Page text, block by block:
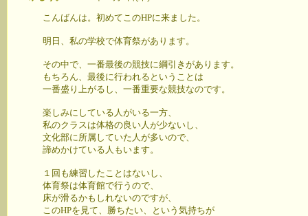
こんばんは。初めてこのHPに来ました。
明日、私の学校で体育祭があります。
その中で、一番最後の競技に綱引きがあります。
もちろん、最後に行われるということは
一番盛り上がるし、一番重要な競技なのです。
楽しみにしている人がいる一方、
私のクラスは体格の良い人が少ないし、
文化部に所属していた人が多いので、
諦めかけている人もいます。
１回も練習したことはないし、
体育祭は体育館で行うので、
床が滑るかもしれないのですが、
このHPを見て、勝ちたい、という気持ちが